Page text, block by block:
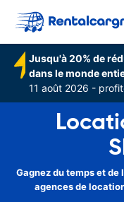
Jusqu'à 20% de
dans le monde
11 août 2026 -
Gagnez du temps et
agences de